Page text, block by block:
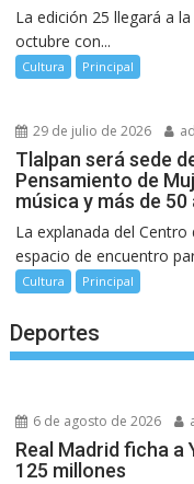
La edición 25 llegará a
octubre con...
Cultura Principal
29 de julio de 2026
Tlalpan será sede
Pensamiento de
música y más de
La explanada del
espacio de encuentro
Cultura Principal
Deportes
6 de agosto de 2026
Real Madrid ficha a
125 millones